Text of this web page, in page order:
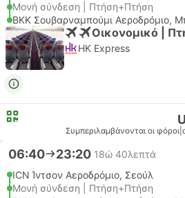
Μονή σύνδεση | Πτήση+Πτήση
BKK Σουβαρναμπούμι Αεροδρόμιο,
Οικονομικό |
HK Express
Συμπεριλαμβάνονται οι φόροι
06:40 23:20 18ώ 40λεπτά
ICN Ίντσον Αεροδρόμιο, Σεούλ
Μονή σύνδεση | Πτήση+Πτήση